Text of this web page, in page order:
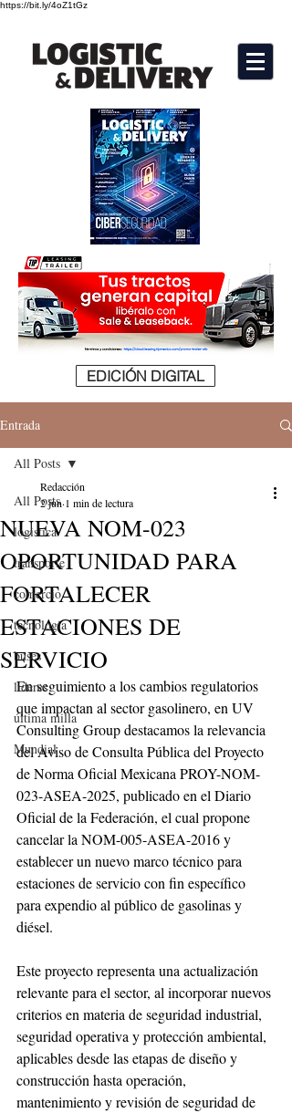
https://bit.ly/4oZ1tGz
EDICIÓN DIGITAL
Entrada
All Posts
logistica
transporte
comercio
tecnologia
buses
lideres
última milla
Mundial
All Posts
NUEVA NOM-023
OPORTUNIDAD PARA
FORTALECER
ESTACIONES DE
SERVICIO
Redacción
2 jun 1 min de lectura
En seguimiento a los cambios regulatorios
que impactan al sector gasolinero, en UV
Consulting Group destacamos la relevancia
del Aviso de Consulta Pública del Proyecto
de Norma Oficial Mexicana PROY-NOM-
023-ASEA-2025, publicado en el Diario
Oficial de la Federación, el cual propone
cancelar la NOM-005-ASEA-2016 y
establecer un nuevo marco técnico para
estaciones de servicio con fin específico
para expendio al público de gasolinas y
diésel.
Este proyecto representa una actualización
relevante para el sector, al incorporar nuevos
criterios en materia de seguridad industrial,
seguridad operativa y protección ambiental,
aplicables desde las etapas de diseño y
construcción hasta operación,
mantenimiento y revisión de seguridad de